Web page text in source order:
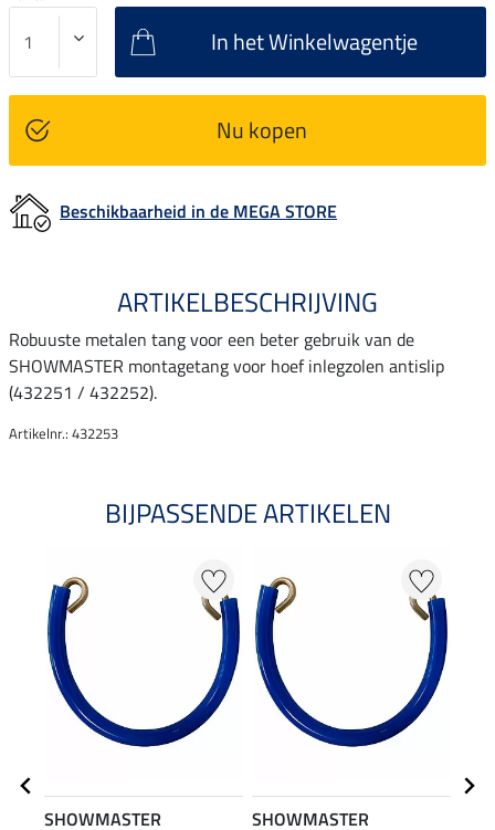
In het Winkelwagentje
Nu kopen
Beschikbaarheid in de MEGA STORE
ARTIKELBESCHRIJVING
Robuuste metalen tang voor een beter gebruik van de
SHOWMASTER montagetang voor hoef inlegzolen antislip
(432251 / 432252).
Artikelnr.: 432253
BIJPASSENDE ARTIKELEN
SHOWMASTER SHOWMASTER